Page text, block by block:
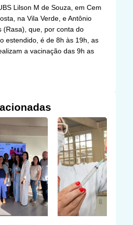
Lilson M de Souza, em Cem
na Vila Verde, e Antônio
(Rasa), que, por conta do
estendido, é de 8h às 19h, as
a vacinação das 9h as